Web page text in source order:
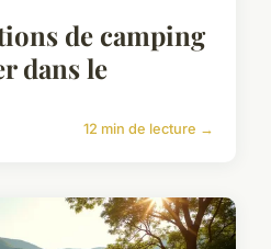
de camping
dans le
12 min de lecture →